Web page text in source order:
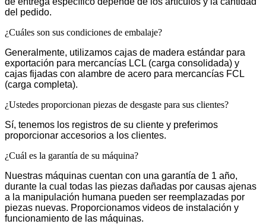
del pedido.
¿Cuáles son sus condiciones de embalaje?
Generalmente, utilizamos cajas de madera estándar para
exportación para mercancías LCL (carga consolidada) y
cajas fijadas con alambre de acero para mercancías FCL
(carga completa).
¿Ustedes proporcionan piezas de desgaste para sus clientes?
Sí, tenemos los registros de su cliente y preferimos
proporcionar accesorios a los clientes.
¿Cuál es la garantía de su máquina?
Nuestras máquinas cuentan con una garantía de 1 año,
durante la cual todas las piezas dañadas por causas ajenas
a la manipulación humana pueden ser reemplazadas por
piezas nuevas. Proporcionamos videos de instalación y
funcionamiento de las máquinas.